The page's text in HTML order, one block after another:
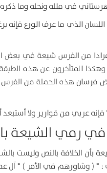
في ملله ونحله وما
الذي ما عرف الورع فإنه
من الفرس شيعة في بعض
جاءت متأخرة ( 4 ) وهكذا
فرسان هذه الحملة من
عربي من قوارير ولا
بأن الخلافة بالنص وليست